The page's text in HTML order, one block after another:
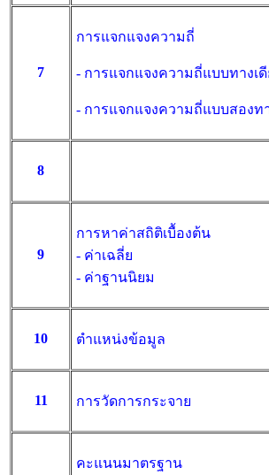
7
การแจกแจงความถี่
- การแจกแจงความถี่แบบทางเดี
- การแจกแจงความถี่แบบสองท
8
9
การหาค่าสถิติเบื้องต้น
- ค่าเฉลี่ย
- ค่าฐานนิยม
10 ตำแหน่งข้อมูล
11 การวัดการกระจาย
คะแนนมาตรฐาน